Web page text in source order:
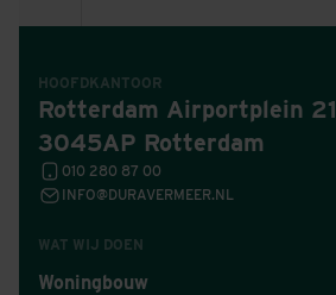
WAT WIJ DOEN
Woningbouw
HOOFDKANTOOR
Rotterdam Airportplein 21
3045AP Rotterdam
010 280 87 00
INFO@DURAVERMEER.NL